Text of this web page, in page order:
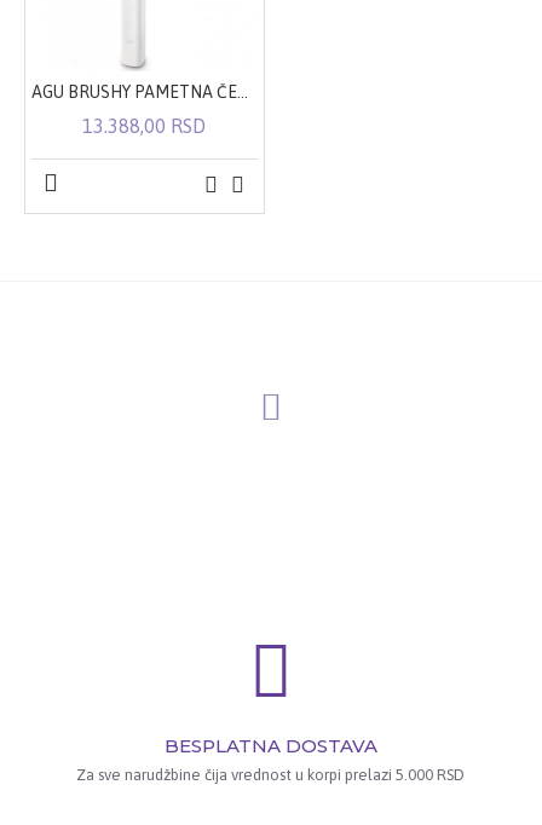
AGU BRUSHY PAMETNA ČETKICA ZA ZUBE
13.388,00 RSD
BESPLATNA DOSTAVA
Za sve narudžbine čija vrednost u korpi prelazi 5.000 RSD